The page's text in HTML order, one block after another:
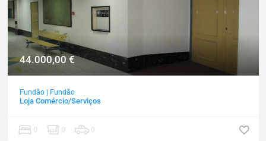
44.000,00 €
Fundão | Fundão
Loja Comércio/Serviços
0 0 0